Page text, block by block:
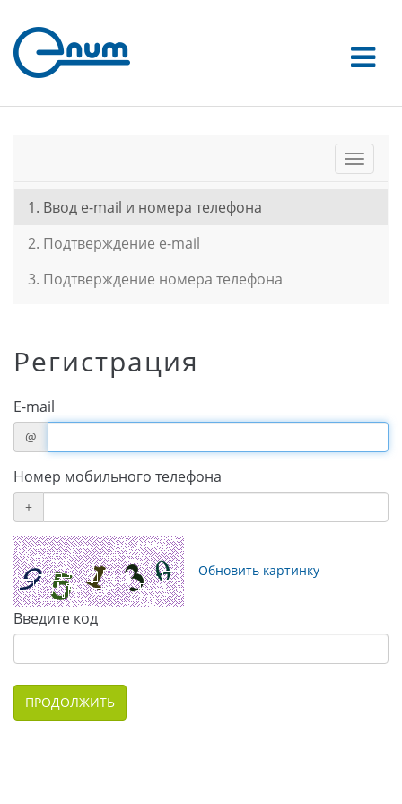
Toggle
1. Ввод e-mail и номера телефона
2. Подтверждение e-mail
3. Подтверждение номера телефона
Регистрация
E-mail
@
Номер мобильного телефона
+
Обновить картинку
Введите код
ПРОДОЛЖИТЬ